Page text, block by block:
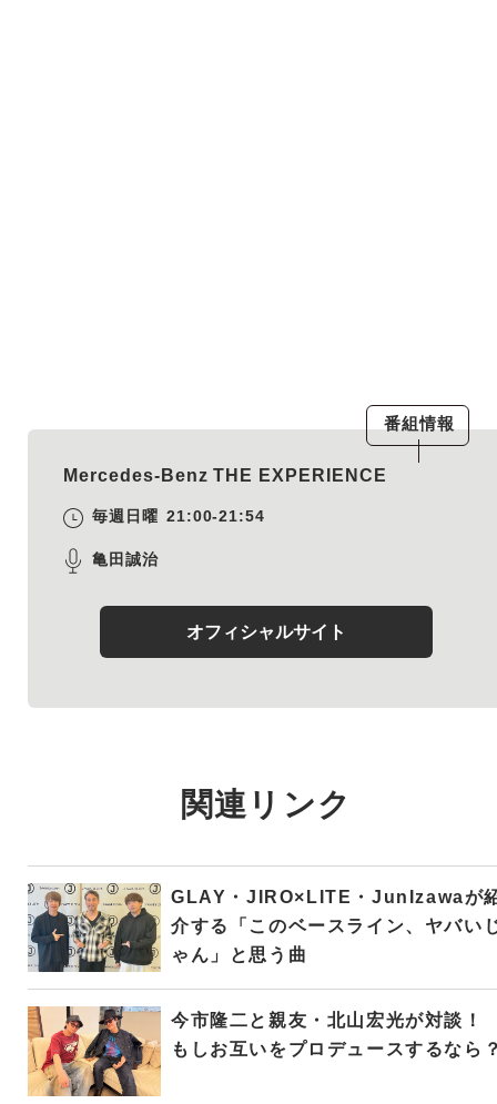
番組情報
Mercedes-Benz THE EXPERIENCE
毎週日曜 21:00-21:54
亀田誠治
オフィシャルサイト
関連リンク
GLAY・JIRO×LITE・JunIzawaが
介する「このベースライン、ヤバい
ゃん」と思う曲
今市隆二と親友・北山宏光が対談！
もしお互いをプロデュースするなら